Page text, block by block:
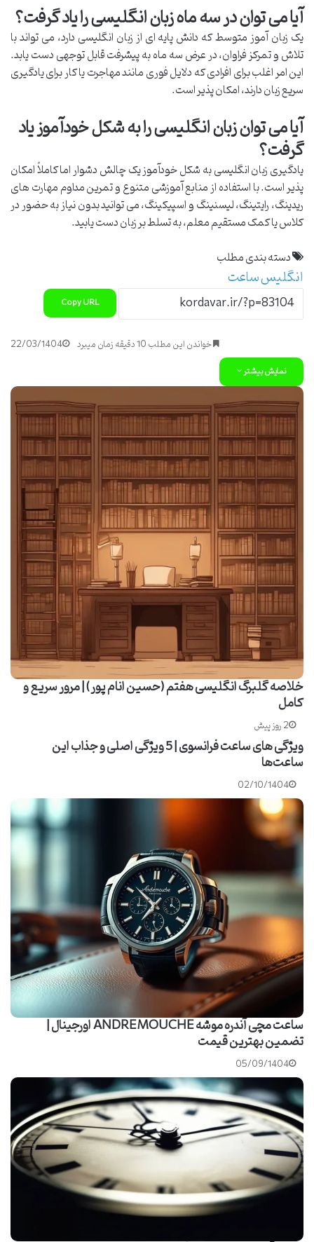
آیا می توان در سه ماه زبان انگلیسی را یاد گرفت؟
یک زبان آموز متوسط که دانش پایه ای از زبان انگلیسی دارد، می تواند با
تلاش و تمرکز فراوان، در عرض سه ماه به پیشرفت قابل توجهی دست یابد.
این امر اغلب برای افرادی که دلایل فوری مانند مهاجرت یا کار برای یادگیری
سریع زبان دارند، امکان پذیر است.
آیا می توان زبان انگلیسی را به شکل خودآموز یاد
گرفت؟
یادگیری زبان انگلیسی به شکل خودآموز یک چالش دشوار اما کاملاً امکان
پذیر است. با استفاده از منابع آموزشی متنوع و تمرین مداوم مهارت های
ریدینگ، رایتینگ، لیسنینگ و اسپیکینگ، می توانید بدون نیاز به حضور در
کلاس یا کمک مستقیم معلم، به تسلط بر زبان دست یابید.
دسته بندی مطلب
انگلیسساعت
Copy URL
22/03/1404 خواندن این مطلب 10 دقیقه زمان میبرد
نمایش بیشتر
خلاصه گلبرگ انگلیسی هفتم (حسین انام پور) | مرور سریع و
کامل
2 روز پیش
ویژگی های ساعت فرانسوی | 5 ویژگی اصلی و جذاب این
ساعت‌ها
02/10/1404
ساعت مچی آندره موشه ANDREMOUCHE اورجینال |
تضمین بهترین قیمت
05/09/1404